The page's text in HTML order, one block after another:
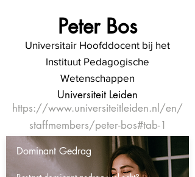
Peter Bos
Universitair Hoofddocent bij het
Instituut Pedagogische
Wetenschappen
Universiteit Leiden
https://www.universiteitleiden.nl/en/
staffmembers/peter-bos#tab-1
Dominant Gedrag